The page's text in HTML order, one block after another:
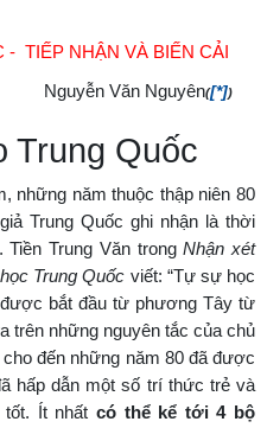
TIẾP NHẬN VÀ BIẾN CẢI
Nguyễn Văn Nguyên([*])
Trung Quốc
những năm thuộc thập niên 80
Trung Quốc ghi nhận là thời
Trung Văn trongNhận xét
Trung Quốc viết: “Tự sự học
bắt đầu từ phương Tây từ
trên những nguyên tắc của chủ
đến những năm 80 đã được
hấp dẫn một số trí thức trẻ và
Ít nhất có thể kể tới 4 bộ